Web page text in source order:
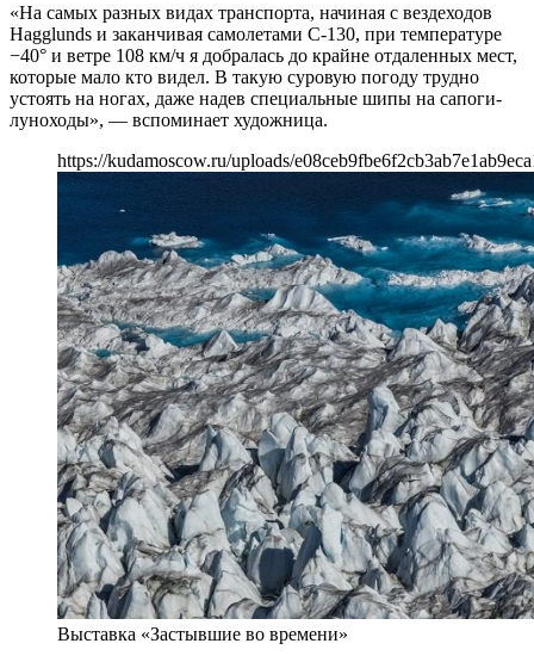
«На самых разных видах транспорта, начиная с вездеходов
Hagglunds и заканчивая самолетами С-130, при температуре
−40° и ветре 108 км/ч я добралась до крайне отдаленных мест,
которые мало кто видел. В такую суровую погоду трудно
устоять на ногах, даже надев специальные шипы на сапоги-
луноходы», — вспоминает художница.
https://kudamoscow.ru/uploads/
Выставка «Застывшие во времени»